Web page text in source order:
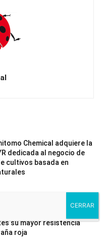
Chemical adquiere la
dedicada al negocio de
cultivos basada en
dos nuevas variedades de
su mayor resistencia
roja